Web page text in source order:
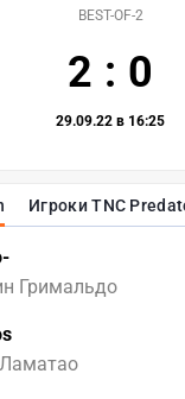
Игроки TNC
Гримальдо
BEST-OF-2
2 : 0
29.09.22 в 16:25